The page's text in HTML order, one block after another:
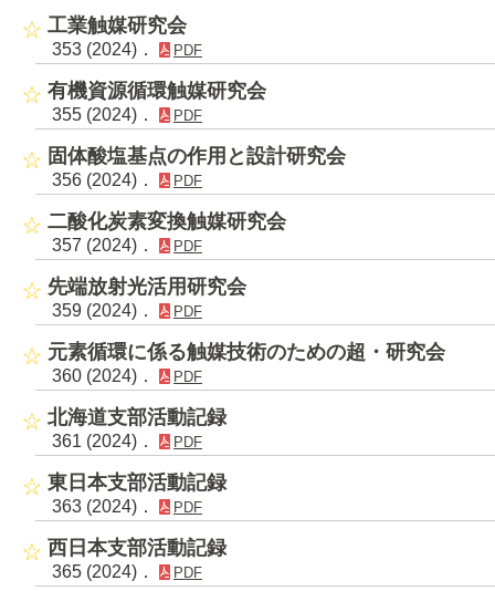
工業触媒研究会
353 (2024)． PDF
有機資源循環触媒研究会
355 (2024)． PDF
固体酸塩基点の作用と設計研究会
356 (2024)． PDF
二酸化炭素変換触媒研究会
357 (2024)． PDF
先端放射光活用研究会
359 (2024)． PDF
元素循環に係る触媒技術のための超・研究会
360 (2024)． PDF
北海道支部活動記録
361 (2024)． PDF
東日本支部活動記録
363 (2024)． PDF
西日本支部活動記録
365 (2024)． PDF